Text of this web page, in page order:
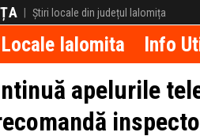
| Știri locale din județul Ialomița
Locale Ialomita Info
apelurile